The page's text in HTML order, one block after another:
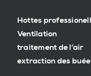
Hottes
Ventilation
traitement de l’air
extraction des